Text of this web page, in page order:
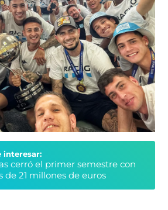
interesar:
cerró el primer semestre con
de 21 millones de euros